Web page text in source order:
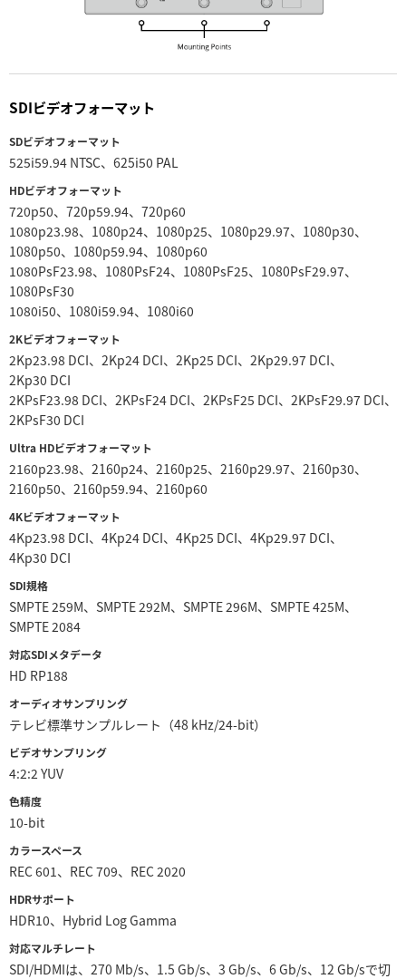
SDIビデオフォーマット
SDビデオフォーマット
525i59.94 NTSC、625i50 PAL
HDビデオフォーマット
720p50、720p59.94、720p60
1080p23.98、1080p24、1080p25、1080p29.97、1080p30、
1080p50、1080p59.94、1080p60
1080PsF23.98、1080PsF24、1080PsF25、1080PsF29.97、
1080PsF30
1080i50、1080i59.94、1080i60
2Kビデオフォーマット
2Kp23.98 DCI、2Kp24 DCI、2Kp25 DCI、2Kp29.97 DCI、
2Kp30 DCI
2KPsF23.98 DCI、2KPsF24 DCI、2KPsF25 DCI、2KPsF29.97 DCI、
2KPsF30 DCI
Ultra HDビデオフォーマット
2160p23.98、2160p24、2160p25、2160p29.97、2160p30、
2160p50、2160p59.94、2160p60
4Kビデオフォーマット
4Kp23.98 DCI、4Kp24 DCI、4Kp25 DCI、4Kp29.97 DCI、
4Kp30 DCI
SDI規格
SMPTE 259M、SMPTE 292M、SMPTE 296M、SMPTE 425M、
SMPTE 2084
対応SDIメタデータ
HD RP188
オーディオサンプリング
テレビ標準サンプルレート（48 kHz/24-bit）
ビデオサンプリング
4:2:2 YUV
色精度
10-bit
カラースペース
REC 601、REC 709、REC 2020
HDRサポート
HDR10、Hybrid Log Gamma
対応マルチレート
SDI/HDMIは、270 Mb/s、1.5 Gb/s、3 Gb/s、6 Gb/s、12 Gb/sで切